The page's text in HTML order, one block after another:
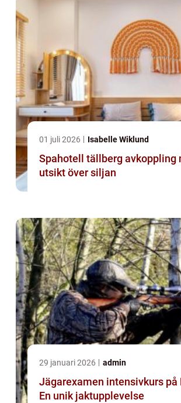
01 juli 2026 Isabelle Wiklund
Spahotell tällberg avkoppling med
utsikt över siljan
29 januari 2026 admin
Jägarexamen intensivkurs på
En unik jaktupplevelse